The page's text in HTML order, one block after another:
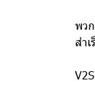
พว
สำ